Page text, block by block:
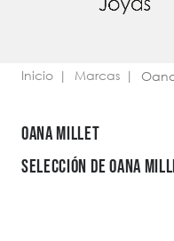
Inicio Marcas
OANA MILLET
SELECCIÓN DE OANA